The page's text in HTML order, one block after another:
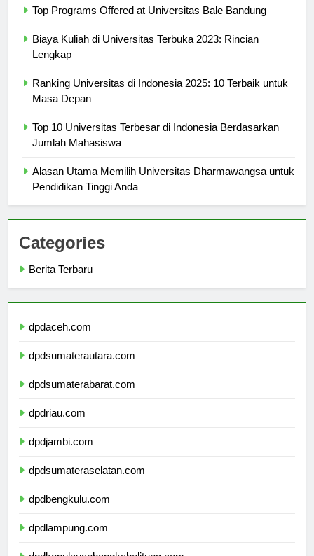
Biaya Kuliah di Universitas Terbuka 2023: Rincian
Ranking Universitas di Indonesia 2025: 10 Terbaik untuk
Top 10 Universitas Terbesar di Indonesia Berdasarkan
Alasan Utama Memilih Universitas Dharmawangsa untuk
Categories